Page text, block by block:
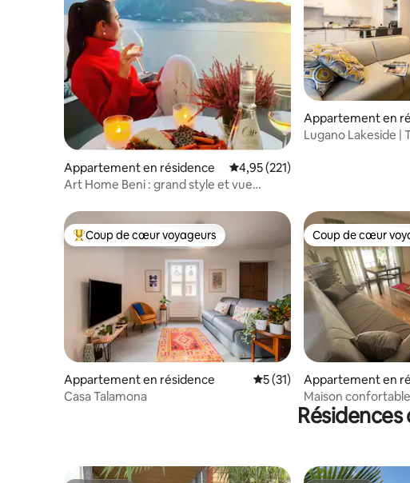
Appartement en résidence Évaluation moyenne sur la base
4,95 (221)
Art Home Beni : grand style et vue
Appartement en
Lugano Lakeside |
Coups de cœur voyageurs les plus appréciés
Coup de cœur voyageurs
Appartement en résidence Évaluation moyenne sur la
5 (31)
Casa Talamona
Coup de cœur
Coup de cœur
Appartement en
Maison
gratuit